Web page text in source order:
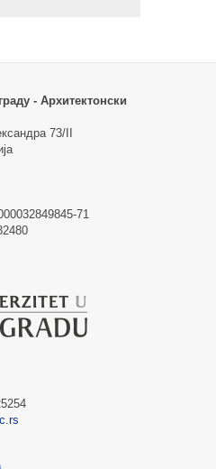
- Архитектонски
73/II
71